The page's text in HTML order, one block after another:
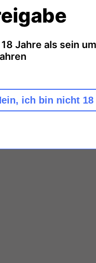
Strohmeier
Geschmack: trocken -
Alkoholgehalt 12,5% Vol.
BIO-402/EU-Landwirtschaft
Jahre als sein um
ich bin nicht 18